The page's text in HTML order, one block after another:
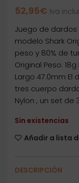
52,95€ Iva
Juego de dardos
modelo Shark
peso y 80% de
Original Peso:
Largo 47.0mm El
tres cuerpo
Nylon , un set de
Sin existencias
Añadir a lista
DESCRIPCIÓN